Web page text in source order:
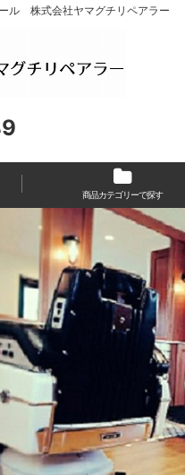
ル 株式会社ヤマグチリペアラー
商品カテゴリーで探す